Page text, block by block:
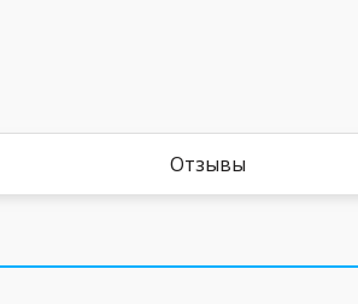
Отзывы